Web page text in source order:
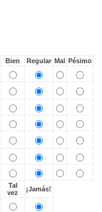
Bien Regular Mal Pésimo
Tal
vez
¡Jamás!